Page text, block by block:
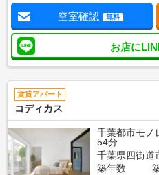
空室確認 無料
お店に
賃貸アパート
コディカス
千葉都市モノ
54分
千葉県四街道
築年数